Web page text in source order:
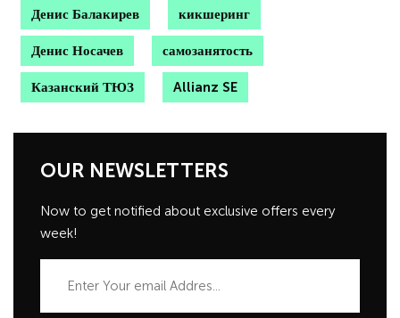
Денис Балакирев кикшеринг
Денис Носачев самозанятость
Казанский ТЮЗ Allianz SE
OUR NEWSLETTERS
Now to get notified about exclusive offers every
week!